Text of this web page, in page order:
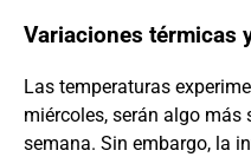
Variaciones térmicas
Las temperaturas
miércoles, serán algo más
semana. Sin embargo, la